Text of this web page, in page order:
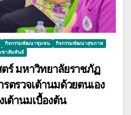
กิจกรรมพัฒนาชุมชน
กิจกรรมพัฒนาสุขภาพ
ชาสัมพันธ์
ร์ มหาวิทยาลัยราชภัฏ
ตรวจเต้านมด้วยตนเอง
เต้านมเบื้องต้น